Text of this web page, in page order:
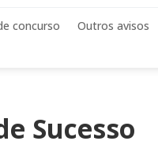
concurso Outros avisos
Sucesso